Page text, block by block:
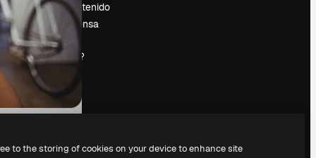
Vender contenido
Sala de prensa
¿Buscas
magnific.ai?
to the storing of cookies on your device to enhance site